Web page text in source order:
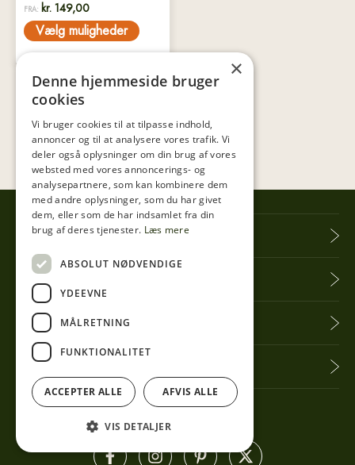
FRA: kr. 149,00
Vælg muligheder
Tibberup Høkeren
Information
Praktisk info
Få seneste nyt
×
Denne hjemmeside bruger
cookies
Vi bruger cookies til at tilpasse indhold,
annoncer og til at analysere vores trafik. Vi
deler også oplysninger om din brug af vores
websted med vores annoncerings- og
analysepartnere, som kan kombinere dem
med andre oplysninger, som du har givet
dem, eller som de har indsamlet fra din
brug af deres tjenester. Læs mere
ABSOLUT NØDVENDIGE
YDEEVNE
MÅLRETNING
FUNKTIONALITET
ACCEPTER ALLE AFVIS ALLE
VIS DETALJER